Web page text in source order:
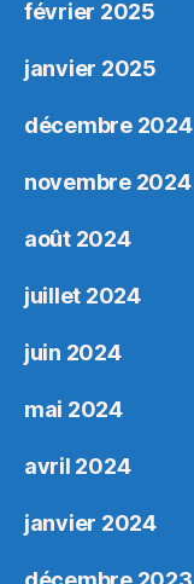
février 2025
janvier 2025
décembre 2024
novembre 2024
août 2024
juillet 2024
juin 2024
mai 2024
avril 2024
janvier 2024